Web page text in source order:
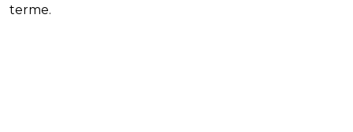
terme.